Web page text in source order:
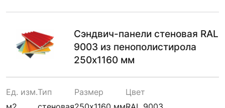
Сэндвич-панели стеновая RAL
9003 из пенополистирола
250х1160 мм
Ед. изм.Тип
Размер
Цвет